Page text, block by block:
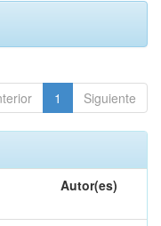
1 Siguiente
Autor(es)